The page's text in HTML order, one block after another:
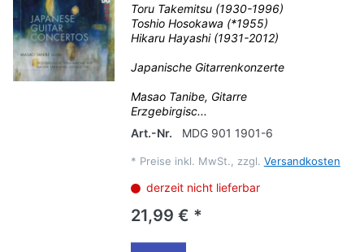
Toru Takemitsu (1930-1996)
Toshio Hosokawa (*1955)
Hikaru Hayashi (1931-2012)
Japanische Gitarrenkonzerte
Masao Tanibe, Gitarre
Erzgebirgisc...
Art.-Nr.
MDG 901 1901-6
* Preise inkl. MwSt., zzgl. Versandkosten
derzeit nicht lieferbar
21,99 € *